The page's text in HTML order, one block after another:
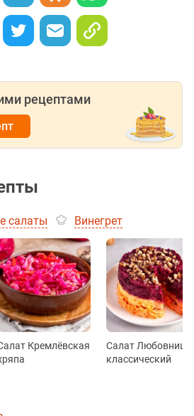
рецептами
салаты Винегрет
Кремлёвская
Салат Любовница
классический